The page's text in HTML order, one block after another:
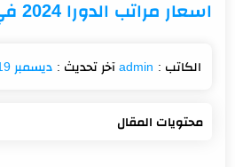
كم تكلفة شحن موبايلي في 2025؟ تعرف على أحدث الأسعار
تكلفة الاشتراك في برنامج
اسعار مراتب الدورا 2024 في مصر
ديسمبر 19, 2024
محتويات المقال